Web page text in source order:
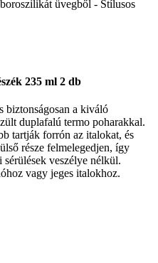
235 ml 2 db
biztonságosan a kiváló
duplafalú termo poharakkal.
tartják forrón az italokat, és
része felmelegedjen, így
sérülések veszélye nélkül.
vagy jeges italokhoz.